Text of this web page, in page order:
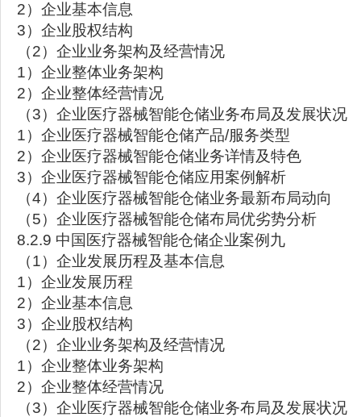
2）企业基本信息
3）企业股权结构
（2）企业业务架构及经营情况
1）企业整体业务架构
2）企业整体经营情况
（3）企业医疗器械智能仓储业务布局及发展状况
1）企业医疗器械智能仓储产品/服务类型
2）企业医疗器械智能仓储业务详情及特色
3）企业医疗器械智能仓储应用案例解析
（4）企业医疗器械智能仓储业务最新布局动向
（5）企业医疗器械智能仓储布局优劣势分析
8.2.9 中国医疗器械智能仓储企业案例九
（1）企业发展历程及基本信息
1）企业发展历程
2）企业基本信息
3）企业股权结构
（2）企业业务架构及经营情况
1）企业整体业务架构
2）企业整体经营情况
（3）企业医疗器械智能仓储业务布局及发展状况